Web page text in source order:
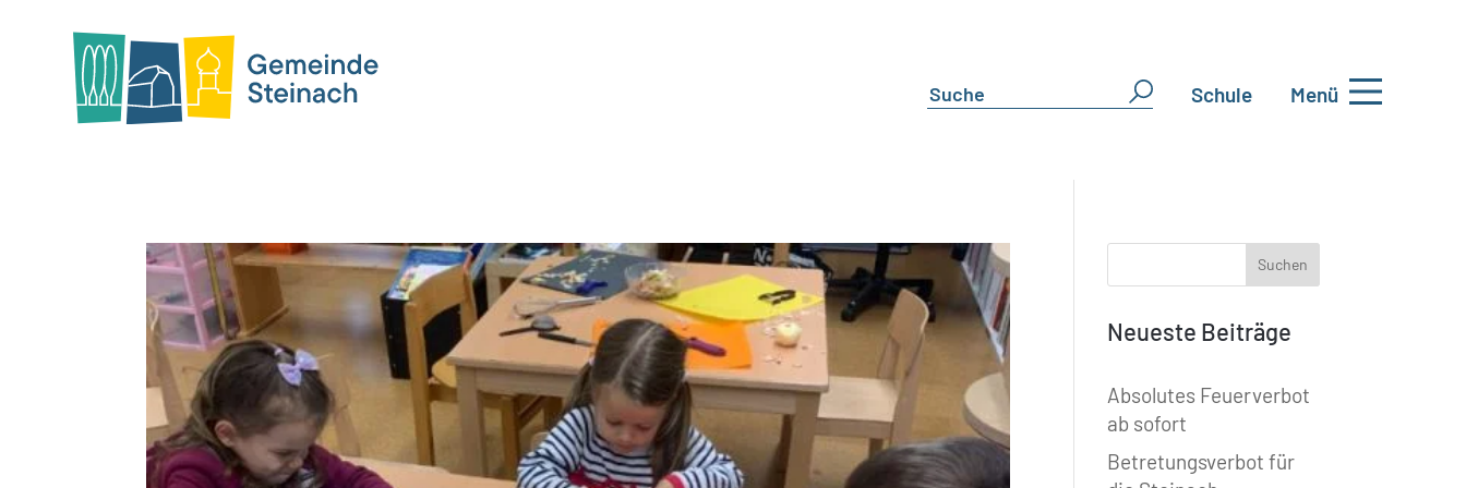
Schule Menü
Neueste Beiträge
Absolutes Feuerverbot
ab sofort
Betretungsverbot für